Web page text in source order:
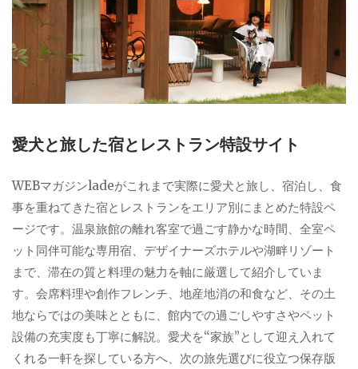
愛犬と旅した宿とレストラン特設サイト
WEBマガジンladeがこれまで実際に愛犬と旅し、宿泊し、食
事を重ねてきた宿とレストランをエリア別にまとめた特設ペ
ージです。温泉旅館の離れ客室で過ごす静かな時間、全室ペ
ット同伴可能な専用宿、デザイナーズホテルや湖畔リゾート
まで、滞在の質と料理の魅力を軸に厳選して紹介していま
す。会席料理や創作フレンチ、地産地消の和食など、その土
地ならではの美味とともに、館内での過ごしやすさやペット
設備の充実度も丁寧に解説。愛犬を“家族”として迎え入れて
くれる一軒を探している方へ、次の旅先選びに役立つ保存版